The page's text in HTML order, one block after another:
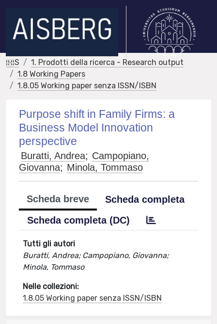
IRIS
1. Prodotti della ricerca - Research output
1.8 Working Papers
1.8.05 Working paper senza ISSN/ISBN
Purpose shift in Family Firms: a
Business Model Innovation
perspective
Buratti, Andrea; Campopiano,
Giovanna; Minola, Tommaso
Scheda breve
Scheda completa
Scheda completa (DC)
Tutti gli autori
Buratti, Andrea; Campopiano, Giovanna;
Minola, Tommaso
Nelle collezioni:
1.8.05 Working paper senza ISSN/ISBN